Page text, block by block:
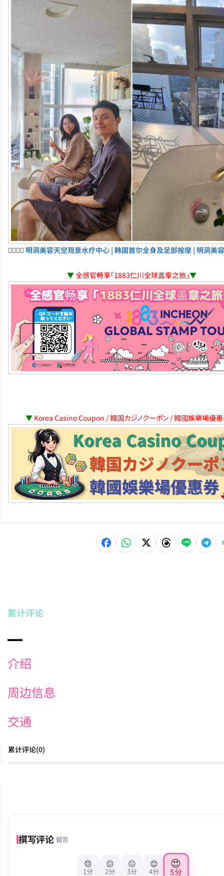
💆‍♀️💆‍♂️ 明洞美容天空观景水疗中心 | 韩国首尔全身及足部按摩 | 明洞美
▼全感官畅享「1883仁川全球盖章之旅」▼
▼ Korea Casino Coupon / 韓国カジノクーポン / 韓國娛樂場優
累计评论
介绍
周边信息
交通
累计评论(0)
撰写评论 留言
😞
1分
😕
2分
😐
3分
😊
4分
😍
5分